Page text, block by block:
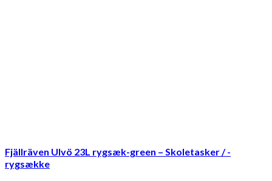
Fjällräven Ulvö 23L rygsæk-green – Skoletasker / -
rygsække